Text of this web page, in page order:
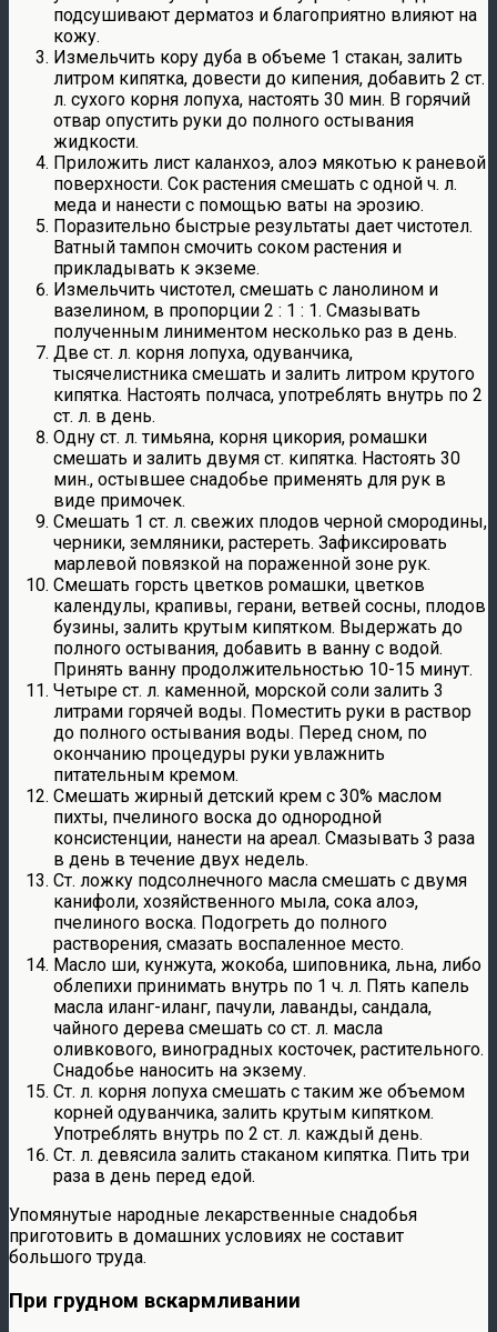
подсушивают дерматоз и благоприятно влияют на
кожу.
Измельчить кору дуба в объеме 1 стакан, залить
литром кипятка, довести до кипения, добавить 2 ст.
л. сухого корня лопуха, настоять 30 мин. В горячий
отвар опустить руки до полного остывания
жидкости.
Приложить лист каланхоэ, алоэ мякотью к раневой
поверхности. Сок растения смешать с одной ч. л.
меда и нанести с помощью ваты на эрозию.
Поразительно быстрые результаты дает чистотел.
Ватный тампон смочить соком растения и
прикладывать к экземе.
Измельчить чистотел, смешать с ланолином и
вазелином, в пропорции 2 : 1 : 1. Смазывать
полученным линиментом несколько раз в день.
Две ст. л. корня лопуха, одуванчика,
тысячелистника смешать и залить литром крутого
кипятка. Настоять полчаса, употреблять внутрь по 2
ст. л. в день.
Одну ст. л. тимьяна, корня цикория, ромашки
смешать и залить двумя ст. кипятка. Настоять 30
мин., остывшее снадобье применять для рук в
виде примочек.
Смешать 1 ст. л. свежих плодов черной смородины,
черники, земляники, растереть. Зафиксировать
марлевой повязкой на пораженной зоне рук.
Смешать горсть цветков ромашки, цветков
календулы, крапивы, герани, ветвей сосны, плодов
бузины, залить крутым кипятком. Выдержать до
полного остывания, добавить в ванну с водой.
Принять ванну продолжительностью 10-15 минут.
Четыре ст. л. каменной, морской соли залить 3
литрами горячей воды. Поместить руки в раствор
до полного остывания воды. Перед сном, по
окончанию процедуры руки увлажнить
питательным кремом.
Смешать жирный детский крем с 30% маслом
пихты, пчелиного воска до однородной
консистенции, нанести на ареал. Смазывать 3 раза
в день в течение двух недель.
Ст. ложку подсолнечного масла смешать с двумя
канифоли, хозяйственного мыла, сока алоэ,
пчелиного воска. Подогреть до полного
растворения, смазать воспаленное место.
Масло ши, кунжута, жокоба, шиповника, льна, либо
облепихи принимать внутрь по 1 ч. л. Пять капель
масла иланг-иланг, пачули, лаванды, сандала,
чайного дерева смешать со ст. л. масла
оливкового, виноградных косточек, растительного.
Снадобье наносить на экзему.
Ст. л. корня лопуха смешать с таким же объемом
корней одуванчика, залить крутым кипятком.
Употреблять внутрь по 2 ст. л. каждый день.
Ст. л. девясила залить стаканом кипятка. Пить три
раза в день перед едой.
Упомянутые народные лекарственные снадобья
приготовить в домашних условиях не составит
большого труда.
При грудном вскармливании